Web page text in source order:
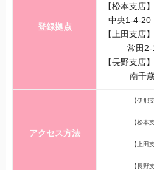
登録拠点
【松本支店
中央1-4-20
【上田支店
常田
【長野支店
南千
アクセス方法
【伊那
【松本
【上田
【長野